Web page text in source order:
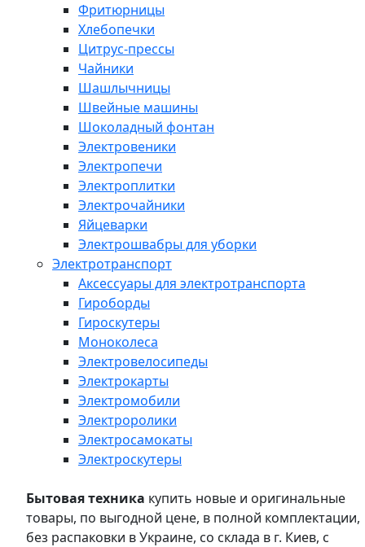
Фритюрницы
Хлебопечки
Цитрус-прессы
Чайники
Шашлычницы
Швейные машины
Шоколадный фонтан
Электровеники
Электропечи
Электроплитки
Электрочайники
Яйцеварки
Электрошвабры для уборки
Электротранспорт
Аксессуары для электротранспорта
Гироборды
Гироскутеры
Моноколеса
Электровелосипеды
Электрокарты
Электромобили
Электроролики
Электросамокаты
Электроскутеры
Бытовая техника купить новые и оригинальные
товары, по выгодной цене, в полной комплектации,
без распаковки в Украине, со склада в г. Киев, с